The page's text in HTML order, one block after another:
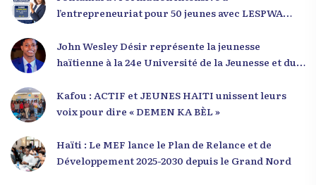
l’entrepreneuriat pour 50 jeunes avec LESPWA
John Wesley Désir représente la jeunesse
haïtienne à la 24e Université de la Jeunesse et du
Kafou : ACTIF et JEUNES HAITI unissent leurs
voix pour dire « DEMEN KA BÈL »
Haïti : Le MEF lance le Plan de Relance et de
Développement 2025-2030 depuis le Grand Nord